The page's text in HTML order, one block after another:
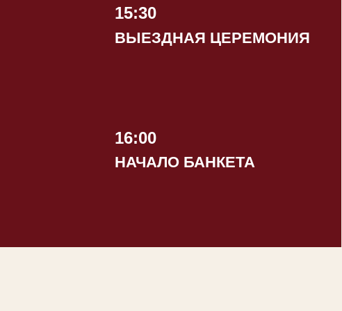
НАЧАЛО БАНКЕТА
16:00
ВЫЕЗДНАЯ ЦЕРЕМОНИЯ
15:30